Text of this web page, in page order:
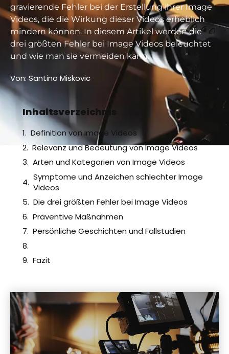
gravierende Fehler bei der Erstellung ihrer Image
Videos, die die Wirkung dieser Videos erheblich
mindern können. In diesem Artikel werden die
drei größten Fehler bei Image Videos beleuchtet
und wie man sie vermeiden kann.
Von: Santino Miskovic
Inhaltsverzeichnis
Definition von Image Videos
Relevanz und Bedeutung von Image Videos
Arten und Kategorien von Image Videos
Symptome und Anzeichen schlechter Image
Videos
Die drei größten Fehler bei Image Videos
Präventive Maßnahmen
Persönliche Geschichten und Fallstudien
Fazit